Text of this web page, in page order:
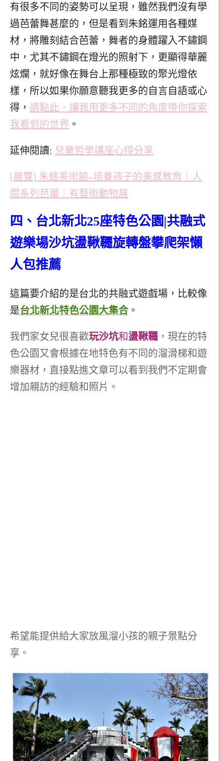
有很多不同的姿勢可以呈現，雖然我們沒有學
過芭蕾舞甚麼的，但是看到朱銘運用各種媒
材，將雕刻結合芭蕾，舞者的身體躍入不鏽鋼
中，尤其不鏽鋼在燈光的照射下，更顯得華麗
炫爛，就好像在舞台上那種極致的聚光燈依
樣，所以如果你願意聽我更多的自言自語或心
得， 請點此，讓我用更多不同的角度帶你探索
我看到的世界 。
延伸閱讀: 兒童哲學講座心得分享
[展覽] 朱銘美術館–培養孩子的美感教育｜人
間系列芭蕾｜有藝術動物展
四、台北新北25座特色公園|共融式
遊樂場沙坑盪鞦韆旋轉盤攀爬架懶
人包推薦
這篇要介紹的是台北的共融式遊戲場，比較像
是台北新北特色公園大集合。
我們家女兒很喜歡玩沙坑和盪鞦韆 ，現在的特
色公園又會根據在地特色有不同的溜滑梯和遊
樂器材，直接點進文章可以看到我們不定期會
增加親訪的經驗和照片。
希望能提供給大家放風溜小孩的親子景點分
享。